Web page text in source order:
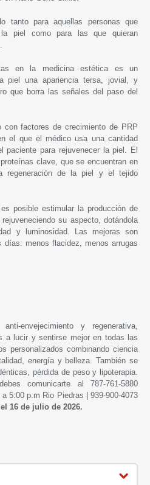
tanto para aquellas personas que
piel como para las que quieran
en la medicina estética es un
piel una apariencia tersa, jovial, y
que borra las señales del paso del
con factores de crecimiento de PRP
el que el médico usa una cantidad
paciente para rejuvenecer la piel. El
clave, que se encuentran en
regeneración de la piel y el tejido
posible estimular la producción de
su aspecto, dotándola
y luminosidad. Las mejoras son
días: menos flacidez, menos arrugas
envejecimiento y regenerativa,
a lucir y sentirse mejor en todas las
personalizados combinando ciencia
energía y belleza. También se
pérdida de peso y lipoterapia.
comunicarte al 787-761-5880
5:00 p.m Rio Piedras | 939-900-4073
el 16 de julio de 2026.